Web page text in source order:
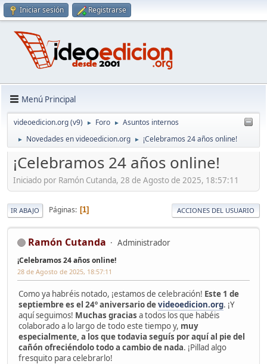
Iniciar sesión Registrarse
Menú Principal
videoedicion.org (v9) ► Foro ► Asuntos internos
► Novedades en videoedicion.org ► ¡Celebramos 24 años online!
¡Celebramos 24 años online!
Iniciado por Ramón Cutanda, 28 de Agosto de 2025, 18:57:11
IR ABAJO Páginas 1 ACCIONES DEL USUARIO
Ramón Cutanda Administrador
¡Celebramos 24 años online!
28 de Agosto de 2025, 18:57:11
Como ya habréis notado, ¡estamos de celebración! Este 1 de
septiembre es el 24º aniversario devideoedicion.org. ¡Y
aquí seguimos! Muchas gracias a todos los que habéis
colaborado a lo largo de todo este tiempo y, muy
especialmente, a los que todavia seguís por aquí al pie del
cañón ofreciéndolo todo a cambio de nada. ¡Pillad algo
fresquito para celebrarlo!